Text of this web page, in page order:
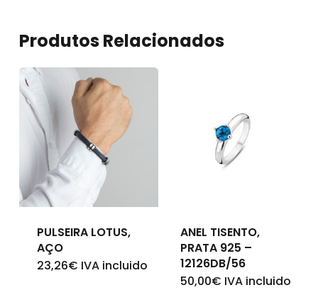
Nenhum produto no
Produtos Relacionados
PULSEIRA LOTUS,
AÇO
23,26€ IVA incluido
ANEL TISENTO,
PRATA 925 –
12126DB/56
50,00€ IVA incluido